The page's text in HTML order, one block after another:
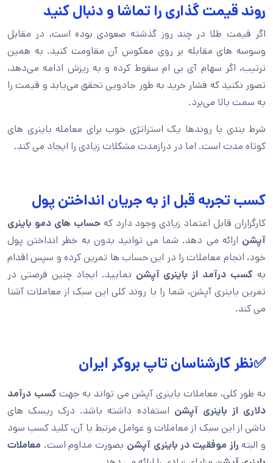
روند قیمت گذاری را تماشا و دنبال کنید
اگر قیمت طلا در چند روز گذشته صعودی بوده است، در مقابل
وسوسه های مقابله بر روی معکوس آن مقاومت کنید. به همین
ترتیب، اگر سهام آی‌ بی‌ ام سقوط کرده و به ریزش ادامه می‌دهد،
تصور نکنید که فشار خرید به طور جادویی تحقق می‌یابد و قیمت را
به سمت بالا می‌برد.
شرط بندی با روندها یک استراتژی خوب برای معامله باینری های
کوتاه مدت است. اما در درازمدت مشکلات زیادی را ایجاد می کند.
کسب تجربه قبل از به جریان انداختن پول
کارگزاران قابل اعتماد زیادی وجود دارد کهحساب های دمو باینری
آپشن ارائه می دهد. شما می توانید بدون به خطر انداختن پول
خود، انجام معاملات را در این حساب ها تمرین کرده و سپس اقدام
به کسب درآمد از باینری آپشن نمایید. ایجاد چنین فرصتی در
تمرین باینری آپشن، شما را با روند کلی این سبک از معاملات آشنا
می کند.
✅نظر کارشناسان تاپ بروکر ایران
به طور کلی، معاملات باینری آپشن می تواند به جهت کسب درآمد
دلاری از باینری آپشن استفاده داشته باشد. درک ریسک های
ناشی از این سبک از معاملات و عوامل مرتبط با آن، کلید کسب سود
و البته راز موفقیت در باینری آپشن بصورت مداوم است. معاملات